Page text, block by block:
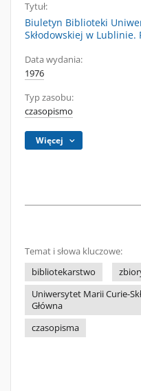
Tytuł:
Biuletyn Biblioteki
Skłodowskiej w Lublinie.
Data wydania:
1976
Typ zasobu:
czasopismo
Więcej
Temat i słowa kluczowe:
bibliotekarstwo
Uniwersytet Marii Curie-
Główna
czasopisma